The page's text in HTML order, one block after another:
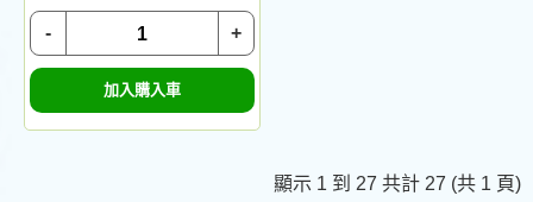
+
-
加入購入車
顯示 1 到 27 共計 27 (共 1 頁)